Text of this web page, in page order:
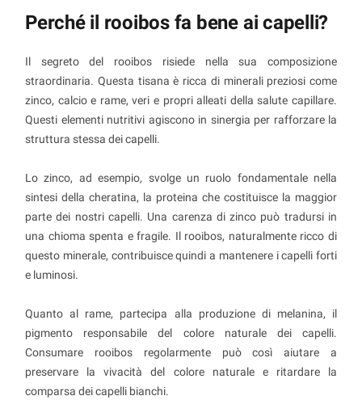
Perché il rooibos fa bene ai capelli?
Il segreto del rooibos risiede nella sua composizione
straordinaria. Questa tisana è ricca di minerali preziosi come
zinco, calcio e rame, veri e propri alleati della salute capillare.
Questi elementi nutritivi agiscono in sinergia per rafforzare la
struttura stessa dei capelli.
Lo zinco, ad esempio, svolge un ruolo fondamentale nella
sintesi della cheratina, la proteina che costituisce la maggior
parte dei nostri capelli. Una carenza di zinco può tradursi in
una chioma spenta e fragile. Il rooibos, naturalmente ricco di
questo minerale, contribuisce quindi a mantenere i capelli forti
e luminosi.
Quanto al rame, partecipa alla produzione di melanina, il
pigmento responsabile del colore naturale dei capelli.
Consumare rooibos regolarmente può così aiutare a
preservare la vivacità del colore naturale e ritardare la
comparsa dei capelli bianchi.